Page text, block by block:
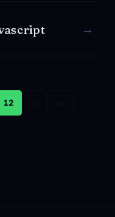
→
12